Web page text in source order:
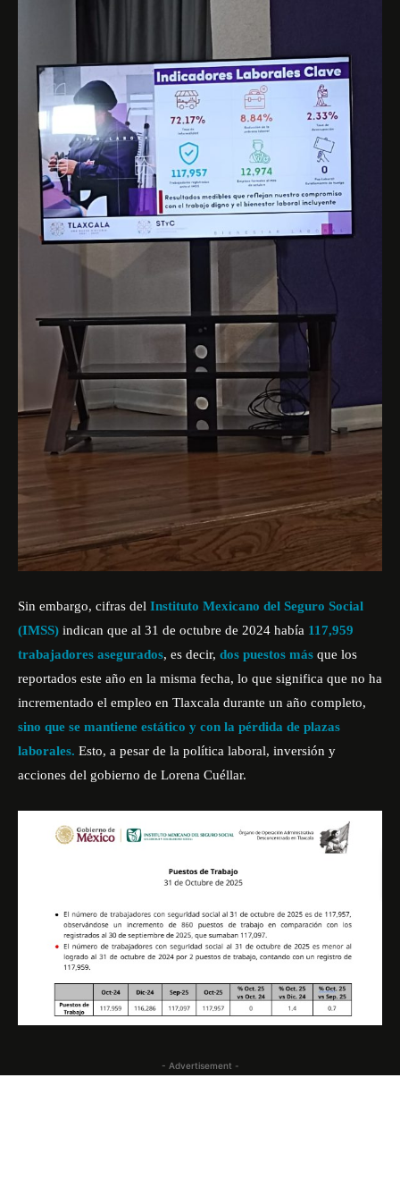
Sin embargo, cifras del Instituto Mexicano del Seguro Social
(IMSS) indican que al 31 de octubre de 2024 había 117,959
trabajadores asegurados, es decir, dos puestos más que los
reportados este año en la misma fecha, lo que significa que no ha
incrementado el empleo en Tlaxcala durante un año completo,
sino que se mantiene estático y con la pérdida de plazas
laborales. Esto, a pesar de la política laboral, inversión y
acciones del gobierno de Lorena Cuéllar.
- Advertisement -